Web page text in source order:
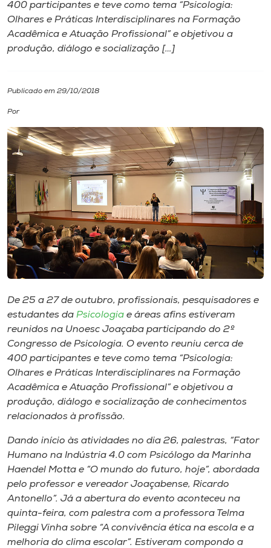
I.nova
Diplomados
Biblioteca
Editora
Rádio
Museu
Unoesc
Store
Selecione
400 participantes e teve como tema “Psicologia:
Olhares e Práticas Interdisciplinares na Formação
Acadêmica e Atuação Profissional” e objetivou a
produção, diálogo e socialização […]
Publicado em 29/10/2018
Por
De 25 a 27 de outubro, profissionais, pesquisadores e
estudantes da Psicologia e áreas afins estiveram
reunidos na Unoesc Joaçaba participando do 2º
Congresso de Psicologia. O evento reuniu cerca de
400 participantes e teve como tema “Psicologia:
Olhares e Práticas Interdisciplinares na Formação
Acadêmica e Atuação Profissional” e objetivou a
produção, diálogo e socialização de conhecimentos
relacionados à profissão.
Dando início às atividades no dia 26, palestras, “Fator
Humano na Indústria 4.0 com Psicólogo da Marinha
Haendel Motta e “O mundo do futuro, hoje”, abordada
pelo professor e vereador Joaçabense, Ricardo
Antonello”. Já a abertura do evento aconteceu na
quinta-feira, com palestra com a professora Telma
Pileggi Vinha sobre “A convivência ética na escola e a
melhoria do clima escolar”. Estiveram compondo a